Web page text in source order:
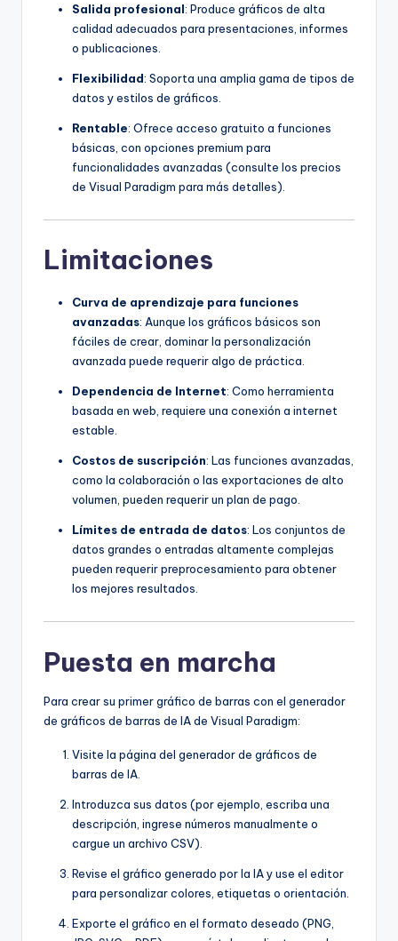
Salida profesional: Produce gráficos de alta
calidad adecuados para presentaciones, informes
o publicaciones.
Flexibilidad: Soporta una amplia gama de tipos de
datos y estilos de gráficos.
Rentable: Ofrece acceso gratuito a funciones
básicas, con opciones premium para
funcionalidades avanzadas (consulte los precios
de Visual Paradigm para más detalles).
Limitaciones
Curva de aprendizaje para funciones
avanzadas: Aunque los gráficos básicos son
fáciles de crear, dominar la personalización
avanzada puede requerir algo de práctica.
Dependencia de Internet: Como herramienta
basada en web, requiere una conexión a internet
estable.
Costos de suscripción: Las funciones avanzadas,
como la colaboración o las exportaciones de alto
volumen, pueden requerir un plan de pago.
Límites de entrada de datos: Los conjuntos de
datos grandes o entradas altamente complejas
pueden requerir preprocesamiento para obtener
los mejores resultados.
Puesta en marcha
Para crear su primer gráfico de barras con el generador
de gráficos de barras de IA de Visual Paradigm:
Visite la página del generador de gráficos de
barras de IA.
Introduzca sus datos (por ejemplo, escriba una
descripción, ingrese números manualmente o
cargue un archivo CSV).
Revise el gráfico generado por la IA y use el editor
para personalizar colores, etiquetas o orientación.
Exporte el gráfico en el formato deseado (PNG,